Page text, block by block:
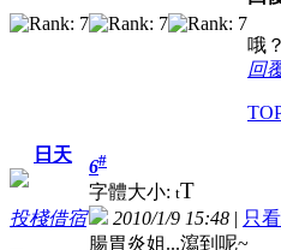
哦
回
日天
投棧借宿
6#
字體大小: tT
2010/1/9 15:48 | 只
腸胃炎姐...瀉到呢~